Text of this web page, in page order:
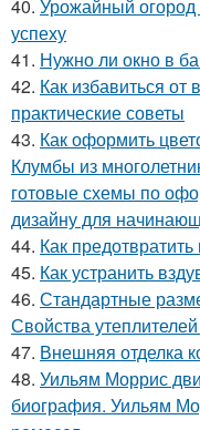
40. Урожайный огород
успеху
41. Нужно ли окно в
42. Как избавиться
практические советы
43. Как оформить
Клумбы из
готовые схемы по
дизайну для
44. Как
45. Как устранить
46. Стандартные
Свойства
47. Внешняя отделка
48. Уильям Моррис
биография. Уильям